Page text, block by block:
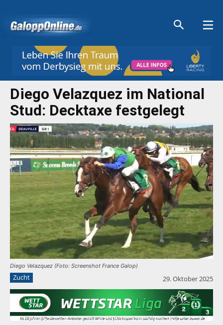
Diego Velazquez im National
Stud: Decktaxe festgelegt
Diego Velazquez (Foto: Screenshot France Galop)
Zucht 29. Oktober 2025